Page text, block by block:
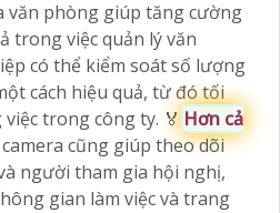
văn phòng giúp tăng cường
trong việc quản lý văn
có thể kiểm soát số lượng
cách hiệu quả, từ đó tối
trong công ty. ️🏅️ Hơn cả
cũng giúp theo dõi
người tham gia hội nghị,
gian làm việc và trang